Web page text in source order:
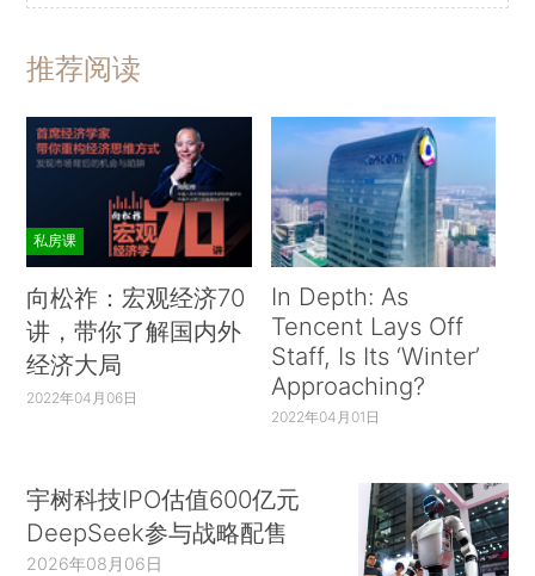
推荐阅读
私房课
向松祚：宏观经济70
讲，带你了解国内外
经济大局
2022年04月06日
In Depth: As
Tencent Lays Off
Staff, Is Its ‘Winter’
Approaching?
2022年04月01日
宇树科技IPO估值600亿元
DeepSeek参与战略配售
2026年08月06日